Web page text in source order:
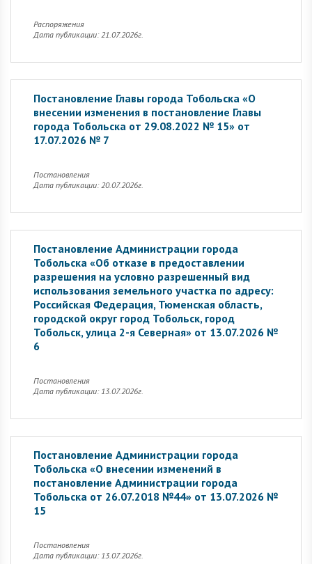
Распоряжения
Дата публикации: 21.07.2026г.
Постановление Главы города Тобольска «О
внесении изменения в постановление Главы
города Тобольска от 29.08.2022 № 15» от
17.07.2026 № 7
Постановления
Дата публикации: 20.07.2026г.
Постановление Администрации города
Тобольска «Об отказе в предоставлении
разрешения на условно разрешенный вид
использования земельного участка по адресу:
Российская Федерация, Тюменская область,
городской округ город Тобольск, город
Тобольск, улица 2-я Северная» от 13.07.2026 №
6
Постановления
Дата публикации: 13.07.2026г.
Постановление Администрации города
Тобольска «О внесении изменений в
постановление Администрации города
Тобольска от 26.07.2018 №44» от 13.07.2026 №
15
Постановления
Дата публикации: 13.07.2026г.